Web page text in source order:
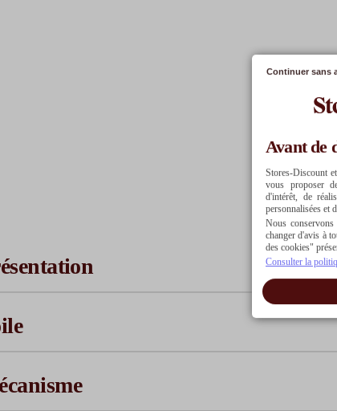
Avant de
Stores-Discount
vous proposer
d'intérêt, de
personnalisées et
Nous
changer d'avis à
des cookies"
Consulter la
Continuer sans